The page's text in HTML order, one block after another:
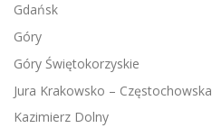
Gdańsk
Góry
Góry Świętokorzyskie
Jura Krakowsko – Częstochowska
Kazimierz Dolny